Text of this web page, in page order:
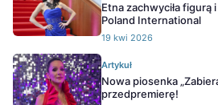
Etna zachwyciła figurą
Poland International
19 kwi 2026
Artykuł
Nowa piosenka
przedpremierę!